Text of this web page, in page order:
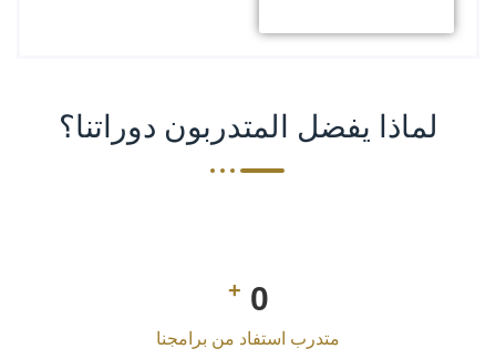
لماذا يفضل المتدربون دوراتنا؟
0
+
متدرب استفاد من برامجنا